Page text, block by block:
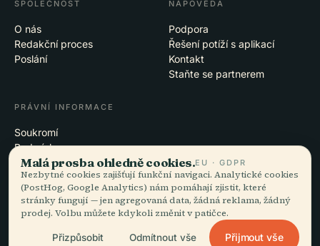
SPOLEČNOST
O nás
Redakční proces
Poslání
NÁPOVĚDA
Podpora
Řešení potíží s aplikací
Kontakt
Staňte se partnerem
PRÁVNÍ INFORMACE
Soukromí
Podmínky
Nastavení cookies
Smazat účet
© 2026 Audiala · Vzniká v Morges ve Švýcarsku, na cestách i v oblacích
Malá prosba ohledně cookies.EU · GDPR
Nezbytné cookies zajišťují funkční navigaci. Analytické cookies
(PostHog, Google Analytics) nám pomáhají zjistit, které
stránky fungují — jen agregovaná data, žádná reklama, žádný
prodej. Volbu můžete kdykoli změnit v patičce.
Přizpůsobit Odmítnout vše Přijmout vše